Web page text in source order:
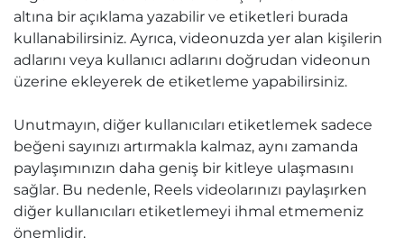
altına bir açıklama yazabilir ve etiketleri burada
kullanabilirsiniz. Ayrıca, videonuzda yer alan kişilerin
adlarını veya kullanıcı adlarını doğrudan videonun
üzerine ekleyerek de etiketleme yapabilirsiniz.
Unutmayın, diğer kullanıcıları etiketlemek sadece
beğeni sayınızı artırmakla kalmaz, aynı zamanda
paylaşımınızın daha geniş bir kitleye ulaşmasını
sağlar. Bu nedenle, Reels videolarınızı paylaşırken
diğer kullanıcıları etiketlemeyi ihmal etmemeniz
önemlidir.